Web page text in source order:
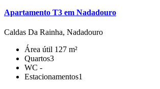
Apartamento T3 em Nadadouro
Caldas Da Rainha, Nadadouro
Área útil 127 m²
Quartos3
WC -
Estacionamentos1